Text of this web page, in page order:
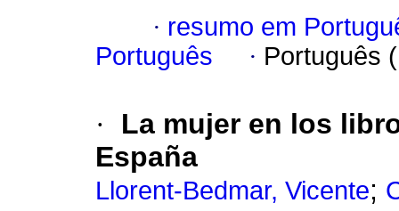
· resumo em
Português
· Português
·
La mujer en los
España
Llorent-Bedmar, Vicente;